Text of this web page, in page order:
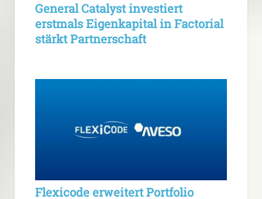
General Catalyst investiert
erstmals Eigenkapital in Factorial
stärkt Partnerschaft
Flexicode erweitert Portfolio